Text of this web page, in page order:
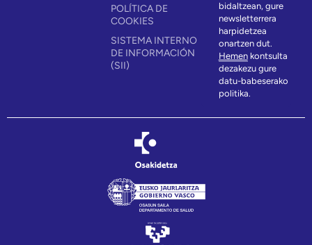
POLÍTICA DE
COOKIES
SISTEMA INTERNO
DE INFORMACIÓN
(SII)
bidaltzean, gure
newsletterrera
harpidetzea
onartzen dut.
Hemenkontsulta
dezakezu gure
datu-babeserako
politika.